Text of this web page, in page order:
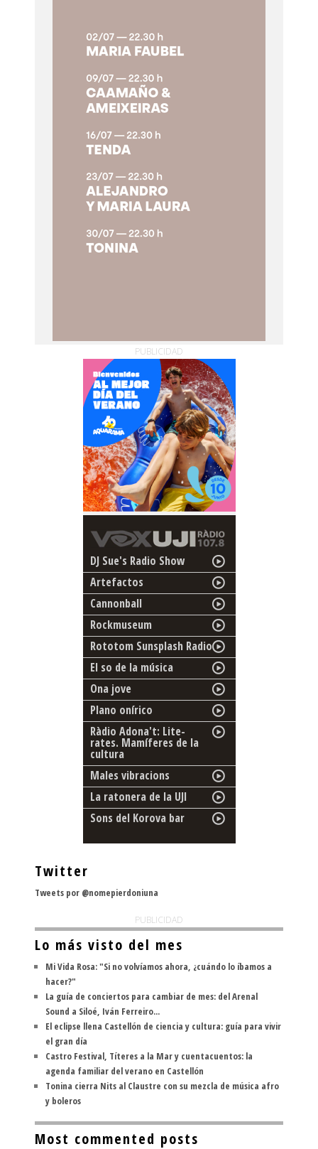
PUBLICIDAD
DJ Sue's Radio Show
Artefactos
Cannonball
Rockmuseum
Rototom Sunsplash Radio
El so de la música
Ona jove
Plano onírico
Ràdio Adona't: Lite-
rates. Mamíferes de la
cultura
Males vibracions
La ratonera de la UJI
Sons del Korova bar
Twitter
Tweets por @nomepierdoniuna
PUBLICIDAD
Lo más visto del mes
Mi Vida Rosa: "Si no volvíamos ahora, ¿cuándo lo íbamos a
hacer?"
La guía de conciertos para cambiar de mes: del Arenal
Sound a Siloé, Iván Ferreiro...
El eclipse llena Castellón de ciencia y cultura: guía para vivir
el gran día
Castro Festival, Títeres a la Mar y cuentacuentos: la
agenda familiar del verano en Castellón
Tonina cierra Nits al Claustre con su mezcla de música afro
y boleros
Most commented posts